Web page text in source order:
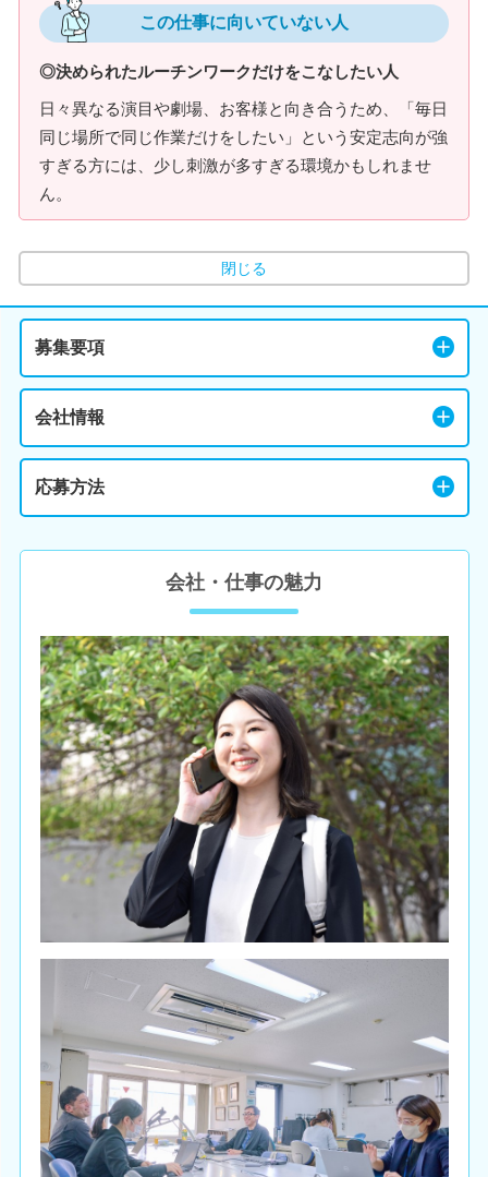
この仕事に向いていない人
◎決められたルーチンワークだけをこなしたい人
日々異なる演目や劇場、お客様と向き合うため、「毎日
同じ場所で同じ作業だけをしたい」という安定志向が強
すぎる方には、少し刺激が多すぎる環境かもしれませ
ん。
閉じる
募集要項
会社情報
応募方法
会社・仕事の魅力